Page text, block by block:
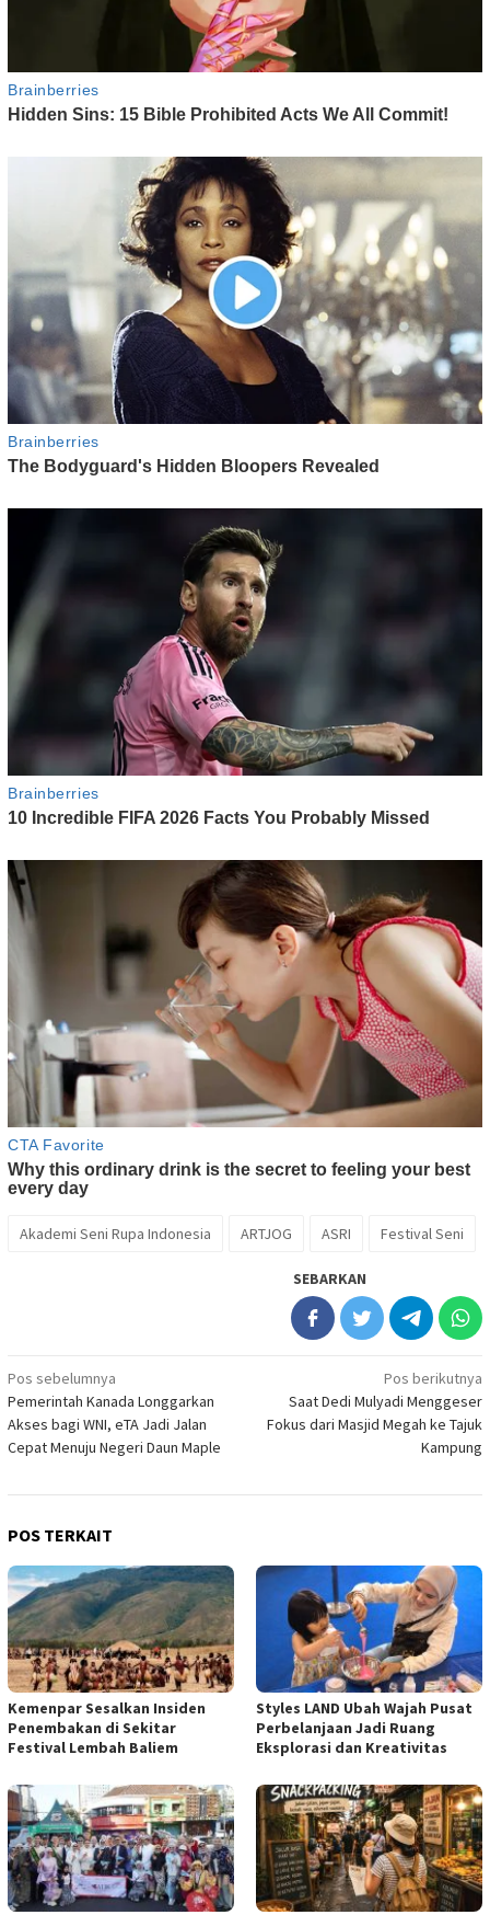
Akademi Seni Rupa Indonesia ARTJOG ASRI Festival Seni
SEBARKAN
Navigasi
pos
Pos sebelumnya
Pemerintah Kanada Longgarkan
Akses bagi WNI, eTA Jadi Jalan
Cepat Menuju Negeri Daun Maple
Pos berikutnya
Saat Dedi Mulyadi Menggeser
Fokus dari Masjid Megah ke Tajuk
Kampung
POS TERKAIT
Kemenpar Sesalkan Insiden
Penembakan di Sekitar
Festival Lembah Baliem
Styles LAND Ubah Wajah Pusat
Perbelanjaan Jadi Ruang
Eksplorasi dan Kreativitas